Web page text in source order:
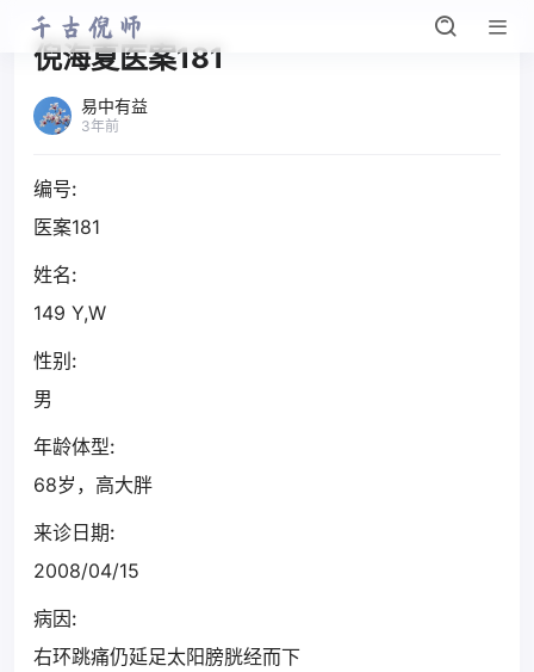
倪海夏医案181
易中有益
3年前
编号:
医案181
姓名:
149 Y,W
性别:
男
年龄体型:
68岁，高大胖
来诊日期:
2008/04/15
病因:
右环跳痛仍延足太阳膀胱经而下